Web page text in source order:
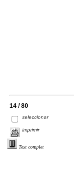
14 / 80
seleccionar
imprimir
Text complet